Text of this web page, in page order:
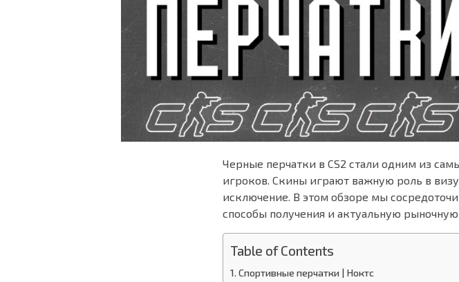
Черные перчатки в CS2 стали одним из
игроков. Скины играют важную роль в
исключение. В этом обзоре мы
способы получения и актуальную рыночную
Table of Contents
Спортивные перчатки | Ноктс